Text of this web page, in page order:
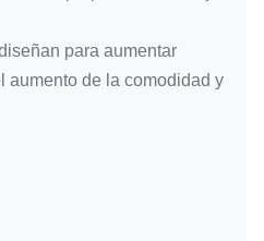
para aumentar
aumento de la comodidad y